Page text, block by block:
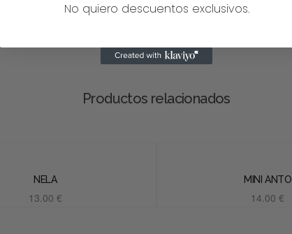
Productos relacionados
NELA
13.00 €
MINI ANTO
14.00€
No quiero descuentos exclusivos.